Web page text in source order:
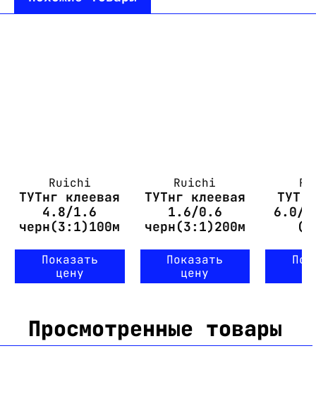
Ruichi
ТУТнг клеевая
4.8/1.6
черн(3:1)100м
Показать
цену
Ruichi
ТУТнг клеевая
1.6/0.6
черн(3:1)200м
Показать
цену
ТУТ
6.0/
Просмотренные товары